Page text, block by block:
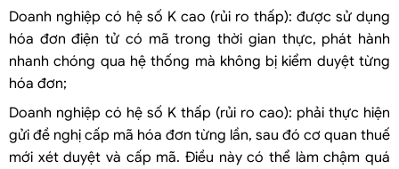
Doanh nghiệp có hệ số K cao (rủi ro thấp): được sử dụng
hóa đơn điện tử có mã trong thời gian thực, phát hành
nhanh chóng qua hệ thống mà không bị kiểm duyệt từng
hóa đơn;
Doanh nghiệp có hệ số K thấp (rủi ro cao): phải thực hiện
gửi đề nghị cấp mã hóa đơn từng lần, sau đó cơ quan thuế
mới xét duyệt và cấp mã. Điều này có thể làm chậm quá